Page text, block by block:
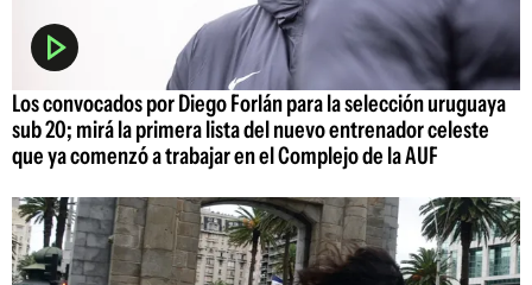
Los convocados por Diego Forlán para la selección uruguaya
sub 20; mirá la primera lista del nuevo entrenador celeste
que ya comenzó a trabajar en el Complejo de la AUF